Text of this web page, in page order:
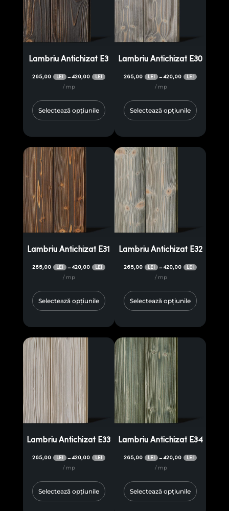
Lambriu Antichizat E3
265,00 LEI –420,00 LEI
/ mp
Selectează opțiunile
Lambriu Antichizat E30
265,00 LEI –420,00 LEI
/ mp
Selectează opțiunile
Lambriu Antichizat E31
265,00 LEI –420,00 LEI
/ mp
Selectează opțiunile
Lambriu Antichizat E32
265,00 LEI –420,00 LEI
/ mp
Selectează opțiunile
Lambriu Antichizat E33
265,00 LEI –420,00 LEI
/ mp
Selectează opțiunile
Lambriu Antichizat E34
265,00 LEI –420,00 LEI
/ mp
Selectează opțiunile